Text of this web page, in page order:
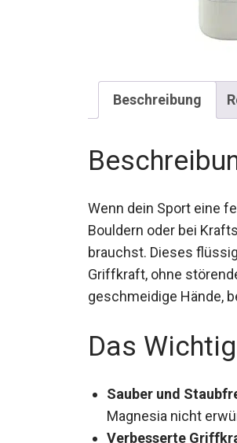
Beschreibung
Wenn dein Sport eine
Bouldern oder bei
brauchst. Dieses
Griffkraft, ohne
dir geschmeidige
Das
Sauber und
traditionellem
werden.